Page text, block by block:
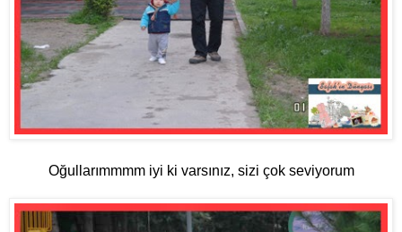
Oğullarımmmm iyi ki varsınız, sizi çok seviyorum